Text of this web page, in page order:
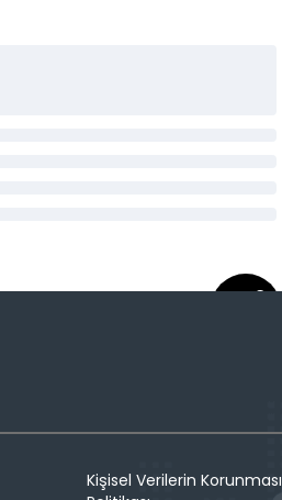
Kişisel Verilerin Korunması